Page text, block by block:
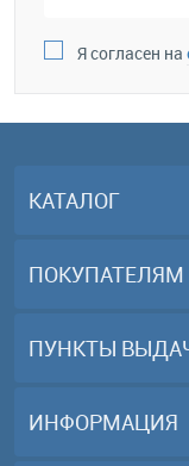
Я согласен на
КАТАЛОГ
ПОКУПАТЕЛЯМ
ПУНКТЫ
ИНФОРМАЦИЯ